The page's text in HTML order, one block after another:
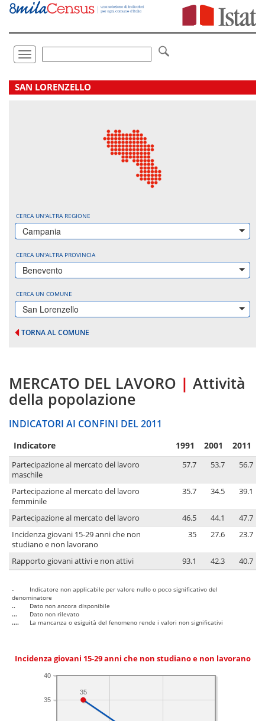
Vai
direttamente
Toggle
navigation
.
SAN LORENZELLO
CERCA UN'ALTRA REGIONE
Campania
CERCA UN'ALTRA PROVINCIA
Benevento
CERCA UN COMUNE
San Lorenzello
TORNA AL COMUNE
MERCATO DEL LAVORO | Attività
della popolazione
INDICATORI AI CONFINI DEL 2011
Indicatore 1991 2001 2011
Partecipazione al mercato del lavoro
maschile
57.7 53.7 56.7
Partecipazione al mercato del lavoro
femminile
35.7 34.5 39.1
Partecipazione al mercato del lavoro 46.5 44.1
47.7
Incidenza giovani 15-29 anni che non
studiano e non lavorano
35 27.6 23.7
Rapporto giovani attivi e non attivi 93.1 42.3 40.7
-
Indicatore non applicabile per valore nullo o poco significativo del
denominatore
..
Dato non ancora disponibile
...
Dato non rilevato
....
La mancanza o esiguità del fenomeno rende i valori non significativi
Incidenza giovani 15-29 anni che non studiano e non lavorano
35
40
35